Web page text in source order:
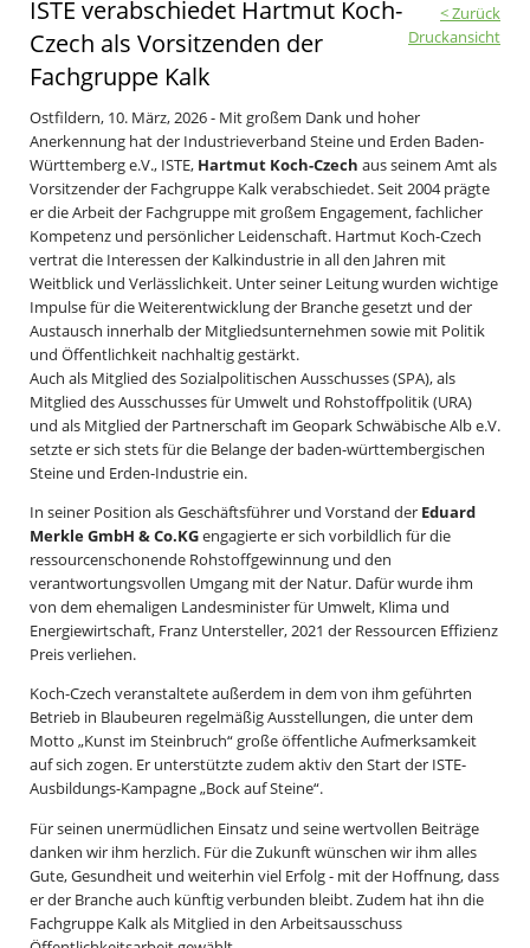
< Zurück
Druckansicht
ISTE verabschiedet Hartmut Koch-
Czech als Vorsitzenden der
Fachgruppe Kalk
Ostfildern, 10. März, 2026 - Mit großem Dank und hoher
Anerkennung hat der Industrieverband Steine und Erden Baden-
Württemberg e.V., ISTE, Hartmut Koch-Czech aus seinem Amt als
Vorsitzender der Fachgruppe Kalk verabschiedet. Seit 2004 prägte
er die Arbeit der Fachgruppe mit großem Engagement, fachlicher
Kompetenz und persönlicher Leidenschaft. Hartmut Koch-Czech
vertrat die Interessen der Kalkindustrie in all den Jahren mit
Weitblick und Verlässlichkeit. Unter seiner Leitung wurden wichtige
Impulse für die Weiterentwicklung der Branche gesetzt und der
Austausch innerhalb der Mitgliedsunternehmen sowie mit Politik
und Öffentlichkeit nachhaltig gestärkt.
Auch als Mitglied des Sozialpolitischen Ausschusses (SPA), als
Mitglied des Ausschusses für Umwelt und Rohstoffpolitik (URA)
und als Mitglied der Partnerschaft im Geopark Schwäbische Alb e.V.
setzte er sich stets für die Belange der baden-württembergischen
Steine und Erden-Industrie ein.
In seiner Position als Geschäftsführer und Vorstand der Eduard
Merkle GmbH & Co.KGengagierte er sich vorbildlich für die
ressourcenschonende Rohstoffgewinnung und den
verantwortungsvollen Umgang mit der Natur. Dafür wurde ihm
von dem ehemaligen Landesminister für Umwelt, Klima und
Energiewirtschaft, Franz Untersteller, 2021 der Ressourcen Effizienz
Preis verliehen.
Koch-Czech veranstaltete außerdem in dem von ihm geführten
Betrieb in Blaubeuren regelmäßig Ausstellungen, die unter dem
Motto „Kunst im Steinbruch“ große öffentliche Aufmerksamkeit
auf sich zogen. Er unterstützte zudem aktiv den Start der ISTE-
Ausbildungs-Kampagne „Bock auf Steine“.
Für seinen unermüdlichen Einsatz und seine wertvollen Beiträge
danken wir ihm herzlich. Für die Zukunft wünschen wir ihm alles
Gute, Gesundheit und weiterhin viel Erfolg - mit der Hoffnung, dass
er der Branche auch künftig verbunden bleibt. Zudem hat ihn die
Fachgruppe Kalk als Mitglied in den Arbeitsausschuss